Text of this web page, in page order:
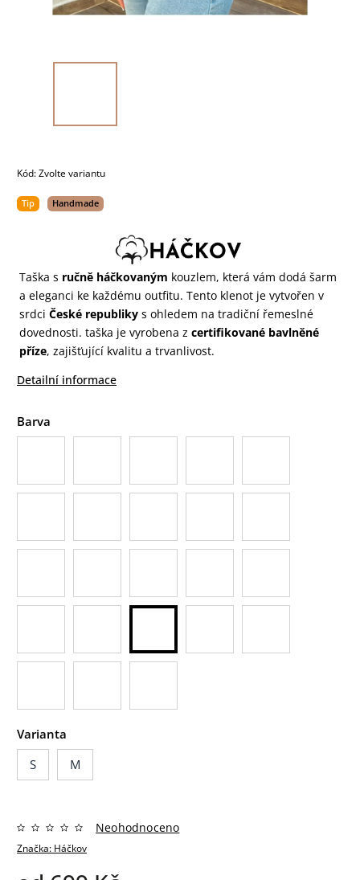
Kód:Zvolte variantu
Tip Handmade
Taška s ručně háčkovaným kouzlem, která vám dodá šarm
a eleganci ke každému outfitu. Tento klenot je vytvořen v
srdci České republiky s ohledem na tradiční řemeslné
dovednosti. taška je vyrobena z certifikované bavlněné
příze, zajišťující kvalitu a trvanlivost.
Detailní informace
Barva
Varianta
S
M
Značka: Háčkov
Neohodnoceno